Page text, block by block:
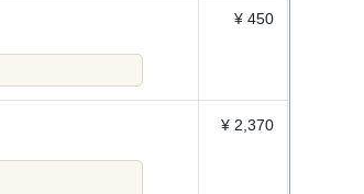
¥ 450
¥ 2,370